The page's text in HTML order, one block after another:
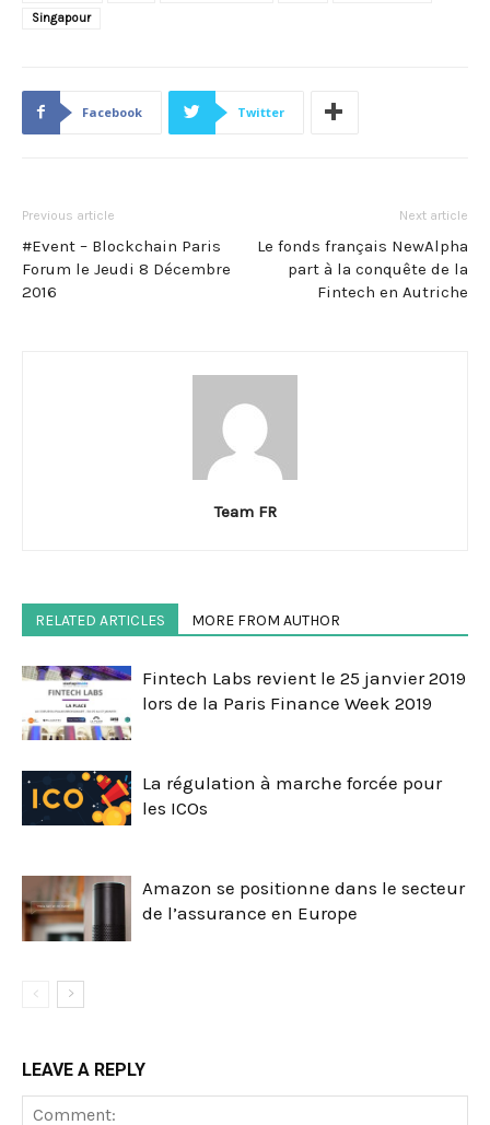
Singapour
Facebook Twitter
Previous article
#Event – Blockchain Paris
Forum le Jeudi 8 Décembre
2016
Next article
Le fonds français NewAlpha
part à la conquête de la
Fintech en Autriche
Team FR
RELATED ARTICLES MORE FROM AUTHOR
Fintech Labs revient le 25 janvier 2019
lors de la Paris Finance Week 2019
La régulation à marche forcée pour
les ICOs
Amazon se positionne dans le secteur
de l’assurance en Europe
LEAVE A REPLY